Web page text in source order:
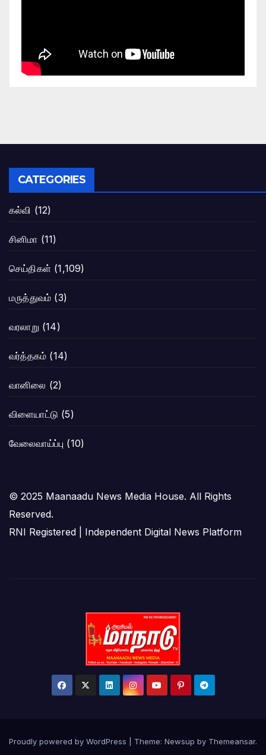
CATEGORIES
கல்வி (12)
சினிமா (11)
செய்திகள் (1,109)
மருத்துவம் (3)
வரலாறு (14)
வர்த்தகம் (14)
வானிலை (2)
விளையாட்டு (5)
வேலைவாய்ப்பு (10)
© 2025 Maanaadu News Media House. All Rights
Reserved.
RNI Registered | Independent Digital News Platform
Proudly powered by WordPress Theme: Newsup by Themeansar.